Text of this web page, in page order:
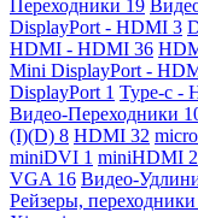
Переходники 19
DisplayPort - HDMI 3
HDMI - HDMI 36
Mini DisplayPort -
DisplayPort 1 Type-c -
Видео-Переходники
(I)(D) 8 HDMI 32
miniDVI 1 miniHDMI 2
VGA 16 Видео-
Рейзеры, переходники